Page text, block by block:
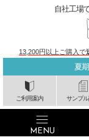
夏
ご利用案内 サンプ
自社工場
13,200円以上ご購入で